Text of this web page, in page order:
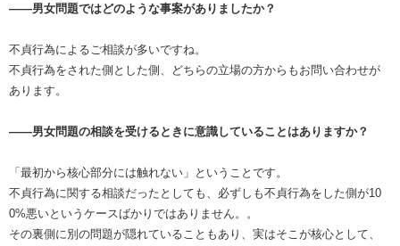
――男女問題ではどのような事案がありましたか？
不貞行為によるご相談が多いですね。
不貞行為をされた側とした側、どちらの立場の方からもお問い合わせが
あります。
――男女問題の相談を受けるときに意識していることはありますか？
「最初から核心部分には触れない」ということです。
不貞行為に関する相談だったとしても、必ずしも不貞行為をした側が10
0%悪いというケースばかりではありません。。
その裏側に別の問題が隠れていることもあり、実はそこが核心として、